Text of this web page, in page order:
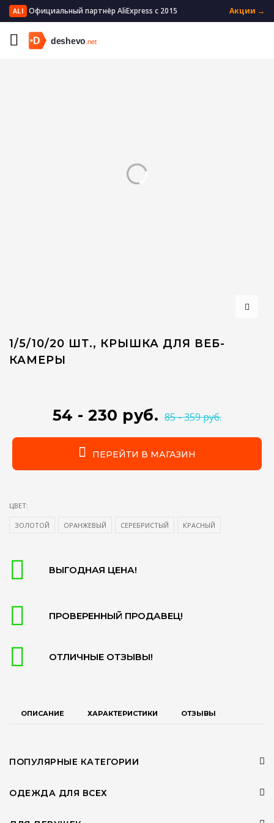
ALI Официальный партнёр AliExpress с 2015 Акции →
1/5/10/20 ШТ., КРЫШКА ДЛЯ ВЕБ-
КАМЕРЫ
54 - 230 руб. 85 - 359 руб.
ПЕРЕЙТИ В МАГАЗИН
ЦВЕТ:
ЗОЛОТОЙ ОРАНЖЕВЫЙ СЕРЕБРИСТЫЙ КРАСНЫЙ
ВЫГОДНАЯ ЦЕНА!
ПРОВЕРЕННЫЙ ПРОДАВЕЦ!
ОТЛИЧНЫЕ ОТЗЫВЫ!
ОПИСАНИЕ ХАРАКТЕРИСТИКИ ОТЗЫВЫ
ПОПУЛЯРНЫЕ КАТЕГОРИИ
ОДЕЖДА ДЛЯ ВСЕХ